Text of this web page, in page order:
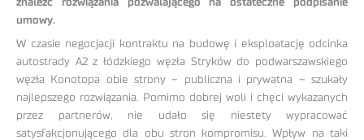
znaleźć rozwiązania pozwalającego na ostateczne podpisanie
umowy.
W czasie negocjacji kontraktu na budowę i eksploatację odcinka
autostrady A2 z łódzkiego węzła Stryków do podwarszawskiego
węzła Konotopa obie strony – publiczna i prywatna – szukały
najlepszego rozwiązania. Pomimo dobrej woli i chęci wykazanych
przez partnerów, nie udało się niestety wypracować
satysfakcjonującego dla obu stron kompromisu. Wpływ na taki